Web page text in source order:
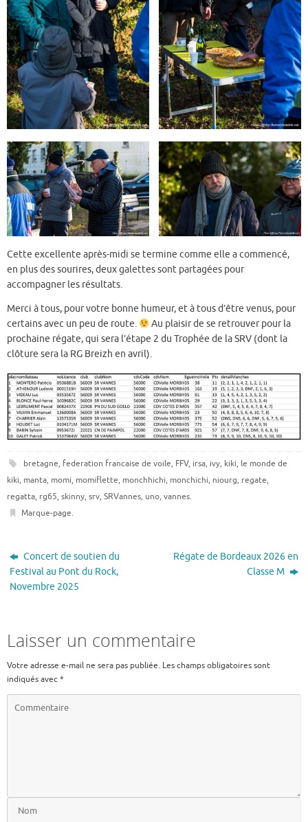
Cette excellente après-midi se termine comme elle a commencé,
en plus des sourires, deux galettes sont partagées pour
accompagner les résultats.
Merci à tous, pour votre bonne humeur, et à tous d’être venus, pour
certains avec un peu de route.
Au plaisir de se retrouver pour la
prochaine régate, qui sera l’étape 2 du Trophée de la SRV (dont la
clôture sera la RG Breizh en avril).
bretagne, federation francaise de voile, FFV, irsa, ivy, kiki, le monde de
kiki, manta, momi, momiflette, monchhichi, monchichi, niourg, regate,
regatta, rg65, skinny, srv, SRVannes, uno, vannes.
Marque-page.
Concert de soutien du
Festival au Pont du Rock,
Novembre 2025
Régate de Bordeaux 2026 en
Classe M
Laisser un commentaire
Votre adresse e-mail ne sera pas publiée. Les champs obligatoires sont
indiqués avec*